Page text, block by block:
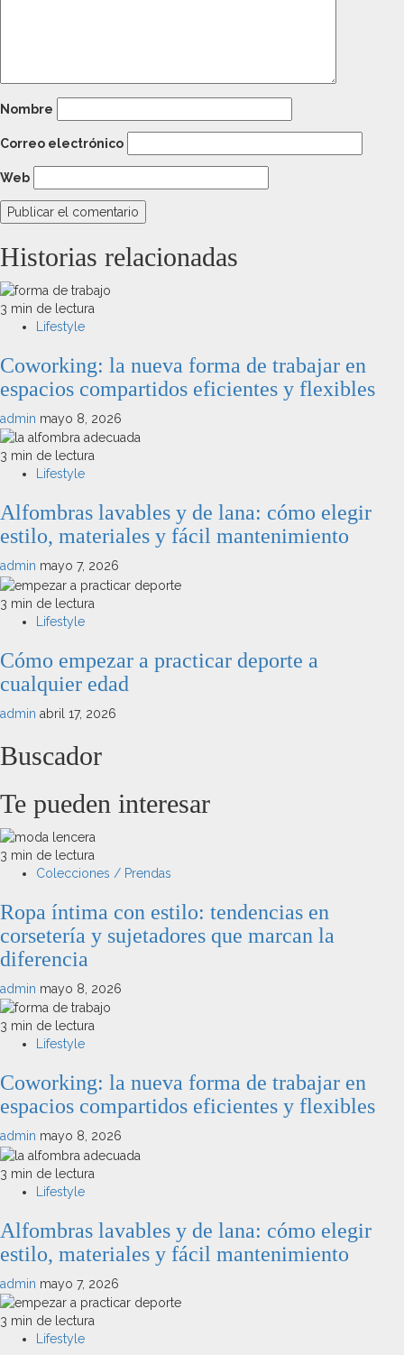
Nombre
Correo electrónico
Web
Historias relacionadas
3 min de lectura
Lifestyle
Coworking: la nueva forma de trabajar en
espacios compartidos eficientes y flexibles
admin mayo 8, 2026
3 min de lectura
Lifestyle
Alfombras lavables y de lana: cómo elegir
estilo, materiales y fácil mantenimiento
admin mayo 7, 2026
3 min de lectura
Lifestyle
Cómo empezar a practicar deporte a
cualquier edad
admin abril 17, 2026
Buscador
Te pueden interesar
3 min de lectura
Colecciones / Prendas
Ropa íntima con estilo: tendencias en
corsetería y sujetadores que marcan la
diferencia
admin mayo 8, 2026
3 min de lectura
Lifestyle
Coworking: la nueva forma de trabajar en
espacios compartidos eficientes y flexibles
admin mayo 8, 2026
3 min de lectura
Lifestyle
Alfombras lavables y de lana: cómo elegir
estilo, materiales y fácil mantenimiento
admin mayo 7, 2026
3 min de lectura
Lifestyle